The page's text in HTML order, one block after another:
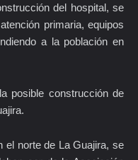
del hospital, se
primaria, equipos
a la población en
posible construcción de
el norte de La Guajira, se